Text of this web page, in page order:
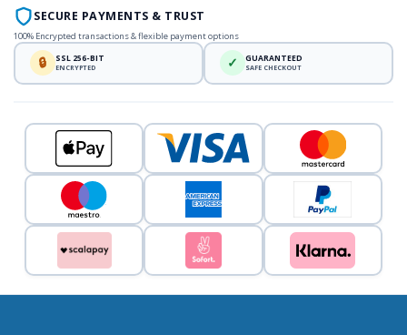
SECURE PAYMENTS & TRUST
100% Encrypted transactions & flexible payment options
🔒 SSL 256-BIT
ENCRYPTED ✓ GUARANTEED
SAFE CHECKOUT